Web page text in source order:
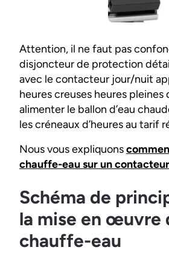
Attention, il ne faut pas
disjoncteur de protection
avec le contacteur jour/nuit
heures creuses heures pleines
alimenter le ballon d’eau
les créneaux d’heures au tarif
Nous vous expliquons
chauffe-eau sur un
Schéma de
la mise en œuvre
chauffe-eau